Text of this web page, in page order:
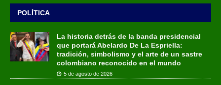
POLÍTICA
La historia detrás de la banda presidencial
que portará Abelardo De La Espriella:
tradición, simbolismo y el arte de un sastre
colombiano reconocido en el mundo
5 de agosto de 2026